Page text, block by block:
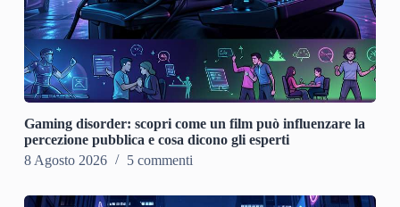
Gaming disorder: scopri come un film può influenzare la
percezione pubblica e cosa dicono gli esperti
8 Agosto 2026
5 commenti